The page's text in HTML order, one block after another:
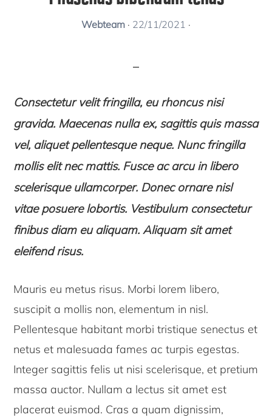
Webteam · 22/11/2021 ·
Consectetur velit fringilla, eu rhoncus nisi
gravida. Maecenas nulla ex, sagittis quis massa
vel, aliquet pellentesque neque. Nunc fringilla
mollis elit nec mattis. Fusce ac arcu in libero
scelerisque ullamcorper. Donec ornare nisl
vitae posuere lobortis. Vestibulum consectetur
finibus diam eu aliquam. Aliquam sit amet
eleifend risus.
Mauris eu metus risus. Morbi lorem libero,
suscipit a mollis non, elementum in nisl.
Pellentesque habitant morbi tristique senectus et
netus et malesuada fames ac turpis egestas.
Integer sagittis felis ut nisi scelerisque, et pretium
massa auctor. Nullam a lectus sit amet est
placerat euismod. Cras a quam dignissim,